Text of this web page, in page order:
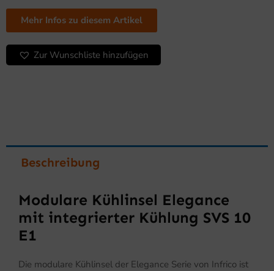
integrierter
Kühlung
SVS
10
Mehr Infos zu diesem Artikel
Zur Wunschliste hinzufügen
Beschreibung
Modulare Kühlinsel Elegance
mit integrierter Kühlung SVS 10
E1
Die modulare Kühlinsel der Elegance Serie von Infrico ist